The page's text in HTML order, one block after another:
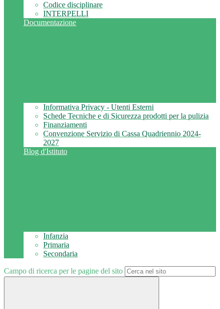
Codice disciplinare
INTERPELLI
Documentazione
Informativa Privacy - Utenti Esterni
Schede Tecniche e di Sicurezza prodotti per la pulizia
Finanziamenti
Convenzione Servizio di Cassa Quadriennio 2024-
2027
Blog d'Istituto
Infanzia
Primaria
Secondaria
Campo di ricerca per le pagine del sito